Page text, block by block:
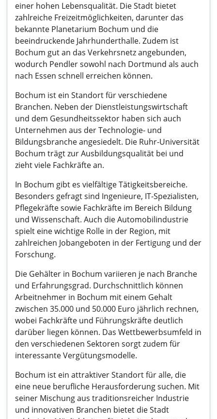
einer hohen Lebensqualität. Die Stadt bietet
zahlreiche Freizeitmöglichkeiten, darunter das
bekannte Planetarium Bochum und die
beeindruckende Jahrhunderthalle. Zudem ist
Bochum gut an das Verkehrsnetz angebunden,
wodurch Pendler sowohl nach Dortmund als auch
nach Essen schnell erreichen können.
Bochum ist ein Standort für verschiedene
Branchen. Neben der Dienstleistungswirtschaft
und dem Gesundheitssektor haben sich auch
Unternehmen aus der Technologie- und
Bildungsbranche angesiedelt. Die Ruhr-Universität
Bochum trägt zur Ausbildungsqualität bei und
zieht viele Fachkräfte an.
In Bochum gibt es vielfältige Tätigkeitsbereiche.
Besonders gefragt sind Ingenieure, IT-Spezialisten,
Pflegekräfte sowie Fachkräfte im Bereich Bildung
und Wissenschaft. Auch die Automobilindustrie
spielt eine wichtige Rolle in der Region, mit
zahlreichen Jobangeboten in der Fertigung und der
Forschung.
Die Gehälter in Bochum variieren je nach Branche
und Erfahrungsgrad. Durchschnittlich können
Arbeitnehmer in Bochum mit einem Gehalt
zwischen 35.000 und 50.000 Euro jährlich rechnen,
wobei Fachkräfte und Führungskräfte deutlich
darüber liegen können. Das Wettbewerbsumfeld in
den verschiedenen Sektoren sorgt zudem für
interessante Vergütungsmodelle.
Bochum ist ein attraktiver Standort für alle, die
eine neue berufliche Herausforderung suchen. Mit
seiner Mischung aus traditionsreicher Industrie
und innovativen Branchen bietet die Stadt